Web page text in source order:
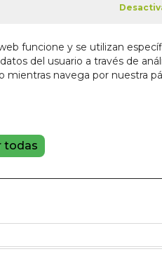
funcione y se utilizan
del usuario a través de
mientras navega por nuestra
todas
13,00 €
Añadir a la cesta